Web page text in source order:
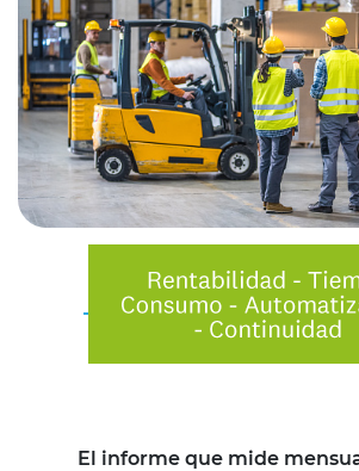
El informe que mide